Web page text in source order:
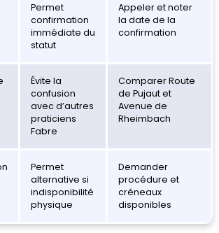
Permet
confirmation
immédiate du
statut
Appeler et noter
la date de la
confirmation
Évite la
confusion
avec d’autres
praticiens
Fabre
Comparer Route
de Pujaut et
Avenue de
Rheimbach
Permet
alternative si
indisponibilité
physique
Demander
procédure et
créneaux
disponibles